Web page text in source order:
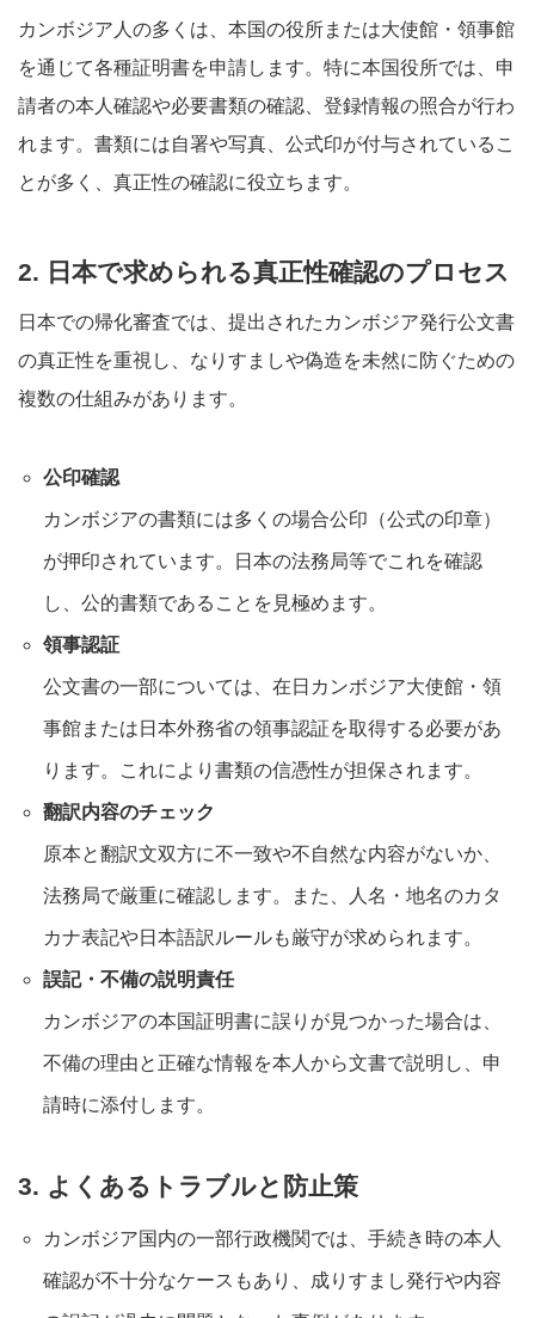
カンボジア人の多くは、本国の役所または大使館・領事館
を通じて各種証明書を申請します。特に本国役所では、申
請者の本人確認や必要書類の確認、登録情報の照合が行わ
れます。書類には自署や写真、公式印が付与されているこ
とが多く、真正性の確認に役立ちます。
2. 日本で求められる真正性確認のプロセス
日本での帰化審査では、提出されたカンボジア発行公文書
の真正性を重視し、なりすましや偽造を未然に防ぐための
複数の仕組みがあります。
公印確認
カンボジアの書類には多くの場合公印（公式の印章）
が押印されています。日本の法務局等でこれを確認
し、公的書類であることを見極めます。
領事認証
公文書の一部については、在日カンボジア大使館・領
事館または日本外務省の領事認証を取得する必要があ
ります。これにより書類の信憑性が担保されます。
翻訳内容のチェック
原本と翻訳文双方に不一致や不自然な内容がないか、
法務局で厳重に確認します。また、人名・地名のカタ
カナ表記や日本語訳ルールも厳守が求められます。
誤記・不備の説明責任
カンボジアの本国証明書に誤りが見つかった場合は、
不備の理由と正確な情報を本人から文書で説明し、申
請時に添付します。
3. よくあるトラブルと防止策
カンボジア国内の一部行政機関では、手続き時の本人
確認が不十分なケースもあり、成りすまし発行や内容